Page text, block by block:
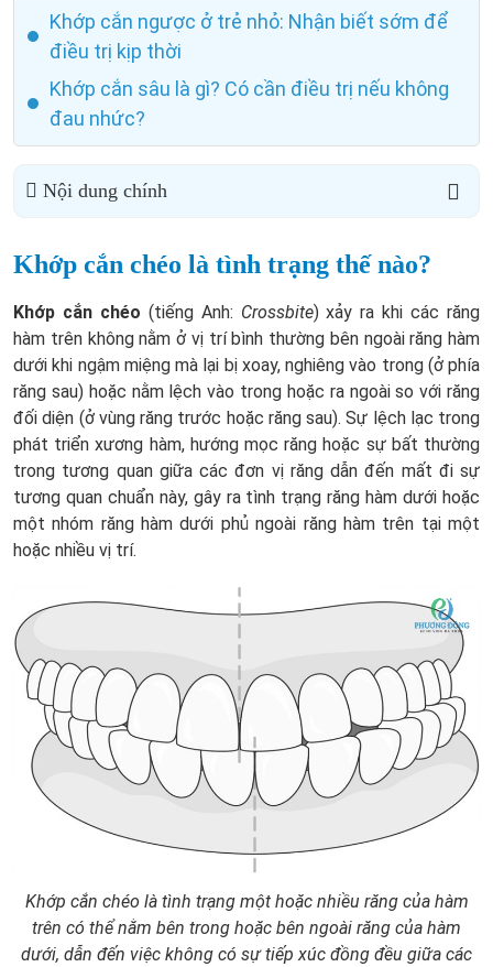
Khớp cắn ngược ở trẻ nhỏ: Nhận biết sớm để
điều trị kịp thời
Khớp cắn sâu là gì? Có cần điều trị nếu không
đau nhức?
Nội dung chính
Khớp cắn chéo là tình trạng thế nào?
Khớp cắn chéo (tiếng Anh: Crossbite) xảy ra khi các răng
hàm trên không nằm ở vị trí bình thường bên ngoài răng hàm
dưới khi ngậm miệng mà lại bị xoay, nghiêng vào trong (ở phía
răng sau) hoặc nằm lệch vào trong hoặc ra ngoài so với răng
đối diện (ở vùng răng trước hoặc răng sau). Sự lệch lạc trong
phát triển xương hàm, hướng mọc răng hoặc sự bất thường
trong tương quan giữa các đơn vị răng dẫn đến mất đi sự
tương quan chuẩn này, gây ra tình trạng răng hàm dưới hoặc
một nhóm răng hàm dưới phủ ngoài răng hàm trên tại một
hoặc nhiều vị trí.
Khớp cắn chéo là tình trạng một hoặc nhiều răng của hàm
trên có thể nằm bên trong hoặc bên ngoài răng của hàm
dưới, dẫn đến việc không có sự tiếp xúc đồng đều giữa các